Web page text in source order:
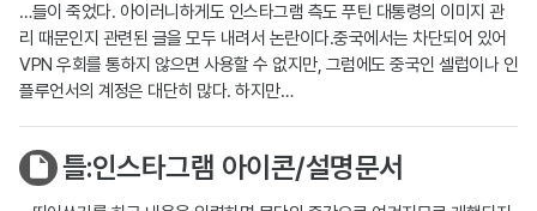
…들이 죽었다. 아이러니하게도 인스타그램 측도 푸틴 대통령의 이미지 관
리 때문인지 관련된 글을 모두 내려서 논란이다.중국에서는 차단되어 있어
VPN 우회를 통하지 않으면 사용할 수 없지만, 그럼에도 중국인 셀럽이나 인
플루언서의 계정은 대단히 많다. 하지만…
틀:인스타그램 아이콘/설명문서